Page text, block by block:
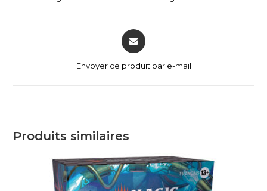
Envoyer ce produit par e-mail
Produits similaires